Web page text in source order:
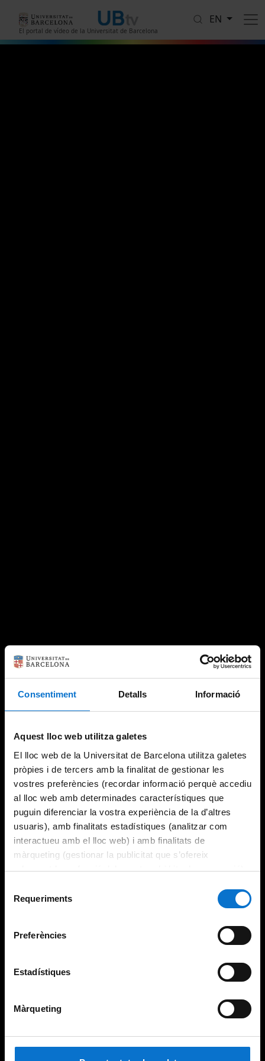
Consentiment Detalls Informació
Aquest lloc web utilitza galetes
El lloc web de la Universitat de Barcelona utilitza galetes
pròpies i de tercers amb la finalitat de gestionar les
vostres preferències (recordar informació perquè accediu
al lloc web amb determinades característiques que
puguin diferenciar la vostra experiència de la d’altres
usuaris), amb finalitats estadístiques (analitzar com
interactueu amb el lloc web) i amb finalitats de
màrqueting (gestionar la publicitat que s’ofereix
adequant-la en funció dels vostres hàbits de navegació).
consultar laPolítica de galetes del lloc web de la
Requeriments
Preferències
Estadístiques
Màrqueting
El portal de vídeo de la Universitat de Barcelona
EN